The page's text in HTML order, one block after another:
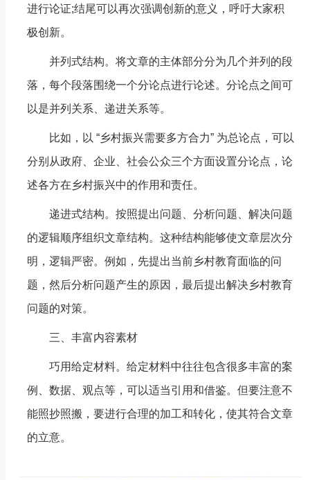
进行论证;结尾可以再次强调创新的意义，呼吁大家积
极创新。
并列式结构。将文章的主体部分分为几个并列的段
落，每个段落围绕一个分论点进行论述。分论点之间可
以是并列关系、递进关系等。
比如，以 “乡村振兴需要多方合力” 为总论点，可以
分别从政府、企业、社会公众三个方面设置分论点，论
述各方在乡村振兴中的作用和责任。
递进式结构。按照提出问题、分析问题、解决问题
的逻辑顺序组织文章结构。这种结构能够使文章层次分
明，逻辑严密。例如，先提出当前乡村教育面临的问
题，然后分析问题产生的原因，最后提出解决乡村教育
问题的对策。
三、丰富内容素材
巧用给定材料。给定材料中往往包含很多丰富的案
例、数据、观点等，可以适当引用和借鉴。但要注意不
能照抄照搬，要进行合理的加工和转化，使其符合文章
的立意。